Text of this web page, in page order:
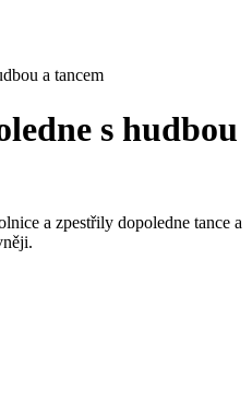
a tancem
s hudbou
a zpestřily dopoledne tance a